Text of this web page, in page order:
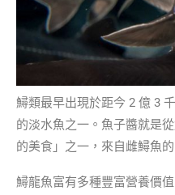
鱘類最早出現於距今 2 億 3
的淡水魚之一。魚子醬就是
的美食」之一，來自雌鱘魚
鱘龍魚富有多種豐富營養價